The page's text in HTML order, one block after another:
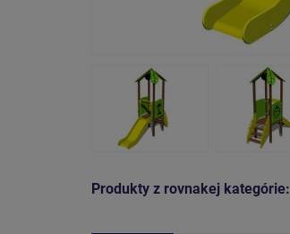
Produkty z rovnakej kategórie: